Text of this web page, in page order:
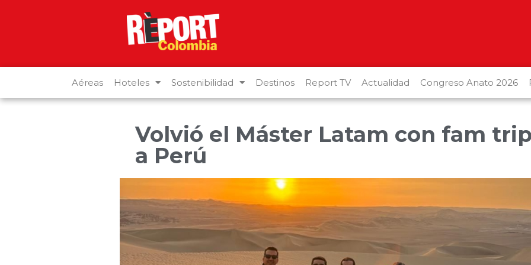
Aéreas Hoteles Sostenibilidad Destinos Report TV Actualidad Congreso Anato 2026
Volvió el Máster Latam con fam trip
a Perú